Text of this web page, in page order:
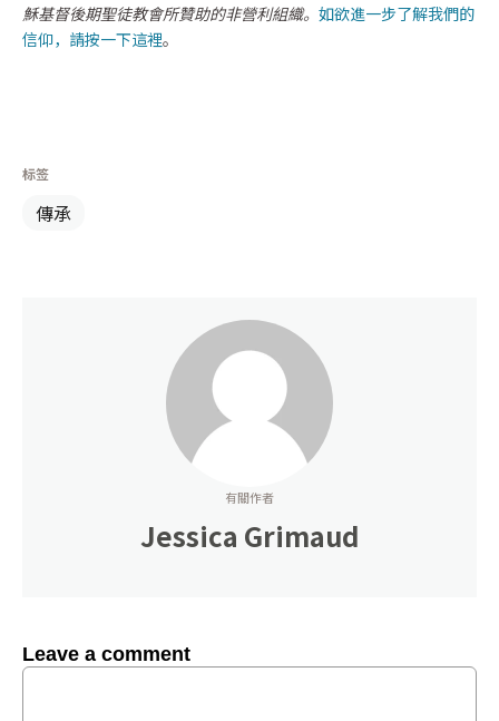
穌基督後期聖徒教會所贊助的非營利組織。 如欲進一步了解我們的
信仰，請按一下這裡。
标签
傳承
有關作者
Jessica Grimaud